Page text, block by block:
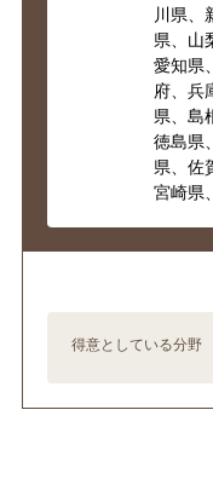
川県、
県、山
愛知県
府、兵
県、島
徳島県
県、佐
宮崎県
得意としている分野